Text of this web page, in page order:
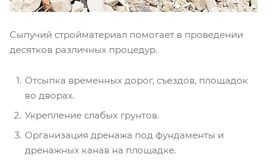
Сыпучий стройматериал помогает в проведении
десятков различных процедур.
Отсыпка временных дорог, съездов, площадок
во дворах.
Укрепление слабых грунтов.
Организация дренажа под фундаменты и
дренажных канав на площадке.